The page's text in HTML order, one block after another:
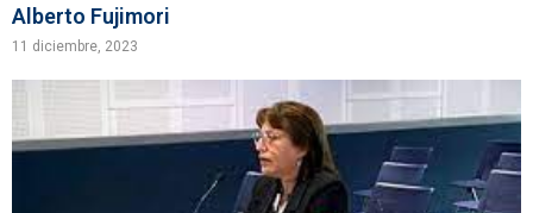
Alberto Fujimori
11 diciembre, 2023